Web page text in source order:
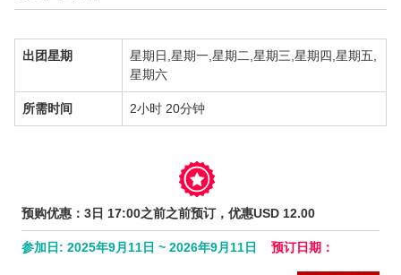
한국어
简体中文
出团星期
星期日,星期一,星期二,星期三,星期四,星期五,
星期六
所需时间 2小时 20分钟
预购优惠：3日 17:00之前之前预订，优惠USD 12.00
参加日: 2025年9月11日 ~ 2026年9月11日 预订日期：